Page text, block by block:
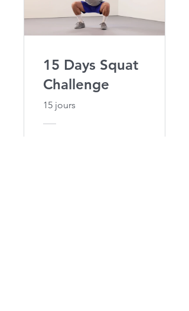
15 Days Squat
Challenge
15 jours